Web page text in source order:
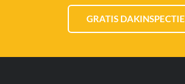
GRATIS DAKINSPECTIE